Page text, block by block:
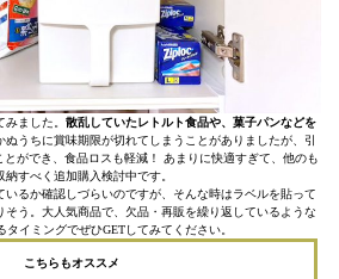
ました。 散乱していたレトルト食品や、菓子パンなどを
ぬうちに賞味期限が切れてしまうことがありましたが、引
とができ、食品ロスも軽減！ あまりに快適すぎて、他のも
納すべく追加購入検討中です。
るか確認しづらいのですが、そんな時はラベルを貼って
そう。大人気商品で、欠品・再販を繰り返しているような
タイミングでぜひGETしてみてください。
こちらもオススメ